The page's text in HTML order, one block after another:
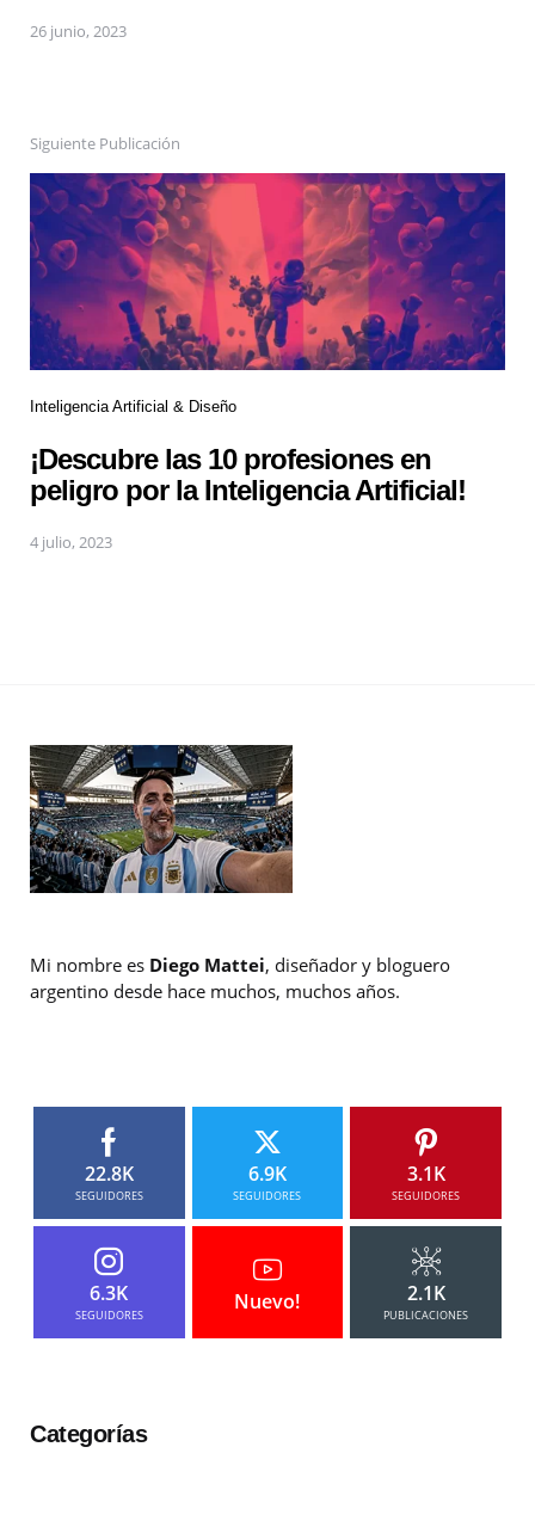
26 junio, 2023
Siguiente Publicación
Inteligencia Artificial & Diseño
¡Descubre las 10 profesiones en
peligro por la Inteligencia Artificial!
4 julio, 2023
Mi nombre es Diego Mattei, diseñador y bloguero
argentino desde hace muchos, muchos años.
22.8K
SEGUIDORES
6.9K
SEGUIDORES
3.1K
SEGUIDORES
6.3K
SEGUIDORES
Nuevo! 2.1K
PUBLICACIONES
Categorías